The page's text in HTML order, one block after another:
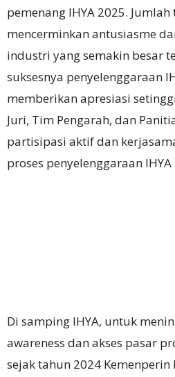
pemenang IHYA 2025.
mencerminkan antusiasme
industri yang semakin besar
suksesnya penyelenggaraan
memberikan apresiasi
Juri, Tim Pengarah, dan
partisipasi aktif dan
proses penyelenggaraan
Di samping IHYA, untuk
awareness dan akses pasar
sejak tahun 2024